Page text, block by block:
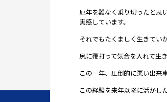
厄年を難なく乗り切ったと思
実感しています。
それでもたくましく生きてい
尻に鞭打って気合を入れて生
この一年、圧倒的に悪い出来
この経験を来年以降に活かし